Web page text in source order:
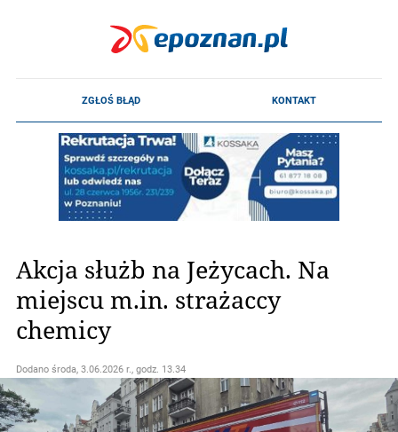
Akcja służb na Jeżycach. Na
miejscu m.in. strażaccy
chemicy
Dodano środa, 3.06.2026 r., godz. 13.34